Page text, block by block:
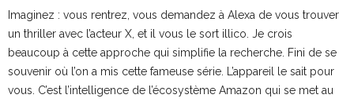
Imaginez : vous rentrez, vous demandez à Alexa de vous trouver
un thriller avec l’acteur X, et il vous le sort illico. Je crois
beaucoup à cette approche qui simplifie la recherche. Fini de se
souvenir où l’on a mis cette fameuse série. L’appareil le sait pour
vous. C’est l’intelligence de l’écosystème Amazon qui se met au